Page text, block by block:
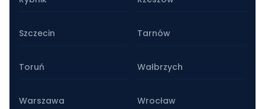
Szczecin Tarnów
Toruń Wałbrzych
Warszawa Wrocław